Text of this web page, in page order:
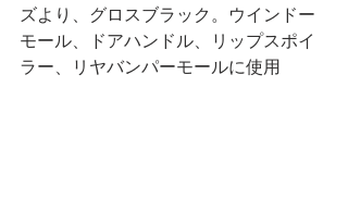
ズより、グロスブラック。ウインドー
モール、ドアハンドル、リップスポイ
ラー、リヤバンパーモールに使用